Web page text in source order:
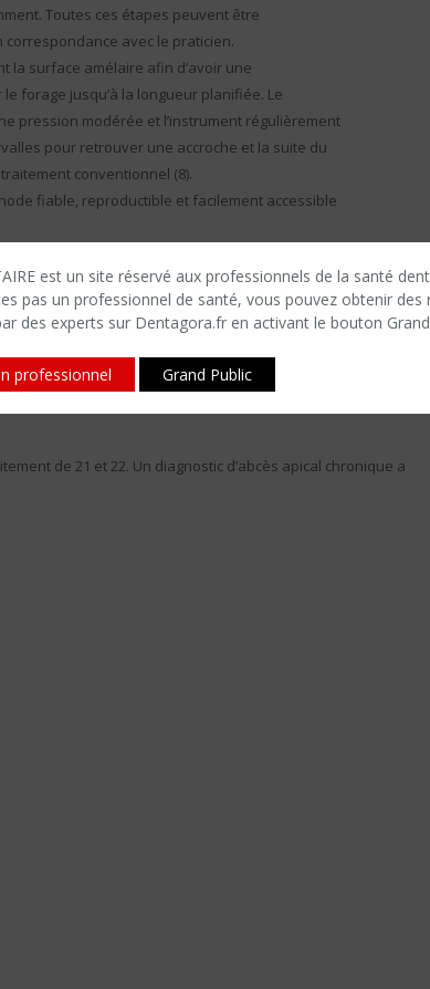
est un site réservé aux professionnels de la santé
pas un professionnel de santé, vous pouvez obtenir des
des experts sur Dentagora.fr en activant le bouton
professionnel Grand Public
Toutes ces étapes peuvent être
avec le praticien.
la surface amélaire afin d’avoir une
forage jusqu’à la longueur planifiée. Le
pression modérée et l’instrument régulièrement
pour retrouver une accroche et la suite du
conventionnel (8).
fiable, reproductible et facilement accessible
ou à la portion rectiligne d’un canal et nécessite que
et du guide et de la tête du contre-angle au-dessus de
sa préparation peut également apparaitre comme un
dans des cas où la difficulté intrinsèque du canal
un risque iatrogène. L’utilisation d’un guide lève alors à
fauteuil.
de 21 et 22. Un diagnostic d’abcès apical chronique a